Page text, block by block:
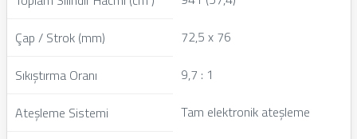
Çap / Strok (mm)
72,5 x 76
Sıkıştırma Oranı
9,7 : 1
Ateşleme Sistemi
Tam elektronik ateşleme